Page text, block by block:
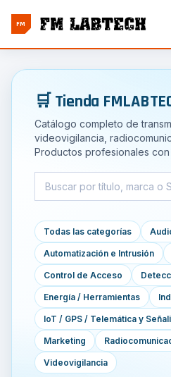
FM
🛒 Tienda
Catálogo completo de
videovigilancia,
Productos profesionales con
Todas las categorías
Automatización e Intrusión
Control de Acceso
Energía / Herramientas
IoT / GPS / Telemática y
Marketing
Videovigilancia